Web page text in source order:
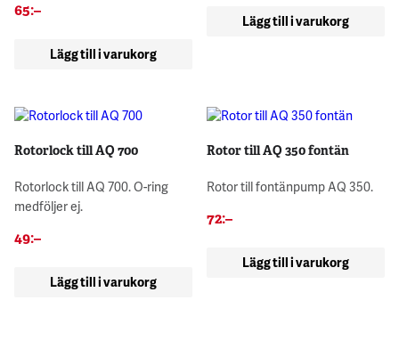
65:–
Lägg till i varukorg
Lägg till i varukorg
Rotorlock till AQ 700
Rotorlock till AQ 700. O-ring
medföljer ej.
49:–
Lägg till i varukorg
Rotor till AQ 350 fontän
Rotor till fontänpump AQ 350.
72:–
Lägg till i varukorg